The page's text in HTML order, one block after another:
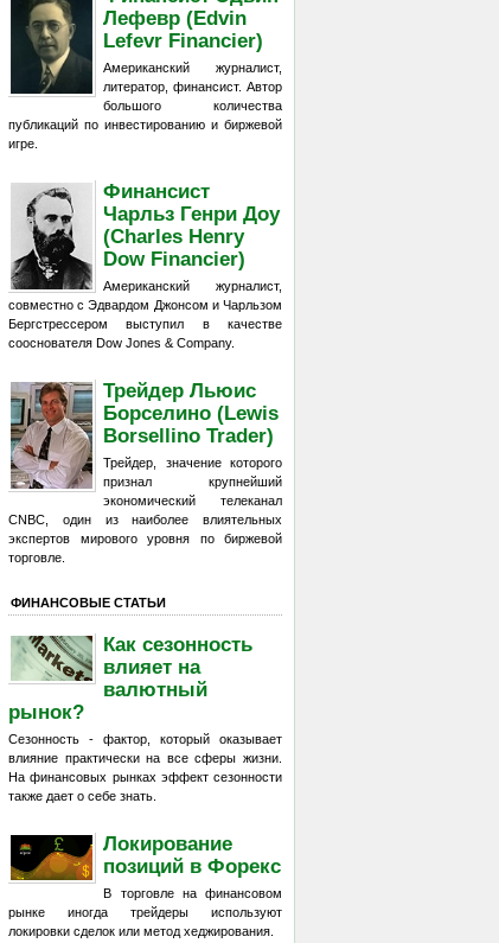
Лефевр (Edvin
Lefevr Financier)
Американский журналист,
литератор, финансист. Автор
большого количества
публикаций по инвестированию и биржевой
игре.
Финансист
Чарльз Генри Доу
(Charles Henry
Dow Financier)
Американский журналист,
совместно с Эдвардом Джонсом и Чарльзом
Бергстрессером выступил в качестве
сооснователя Dow Jones & Company.
Трейдер Льюис
Борселино (Lewis
Borsellino Trader)
Трейдер, значение которого
признал крупнейший
экономический телеканал
CNBC, один из наиболее влиятельных
экспертов мирового уровня по биржевой
торговле.
ФИНАНСОВЫЕ СТАТЬИ
Как сезонность
влияет на
валютный
рынок?
Сезонность - фактор, который оказывает
влияние практически на все сферы жизни.
На финансовых рынках эффект сезонности
также дает о себе знать.
Локирование
позиций в Форекс
В торговле на финансовом
рынке иногда трейдеры используют
локировки сделок или метод хеджирования.